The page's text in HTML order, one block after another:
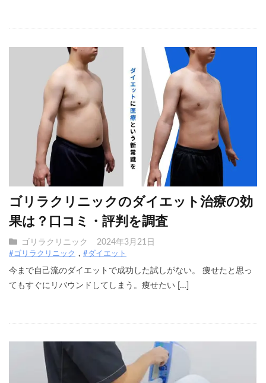
ゴリラクリニックのダイエット治療の効
果は？口コミ・評判を調査
ゴリラクリニック 2024年3月21日
#ゴリラクリニック #ダイエット
今まで自己流のダイエットで成功した試しがない。 痩せたと思っ
てもすぐにリバウンドしてしまう。痩せたい […]